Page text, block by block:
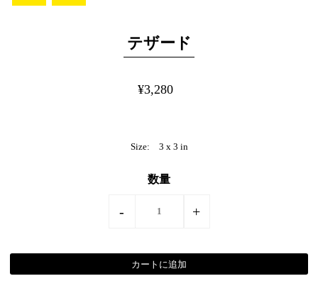
テザード
¥3,280
Size: 3 x 3 in
数量
- +